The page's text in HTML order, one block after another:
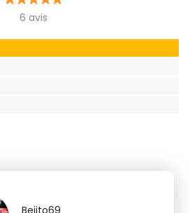
6 avis